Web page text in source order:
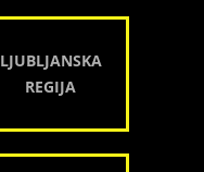
LJUBLJANSKA
REGIJA